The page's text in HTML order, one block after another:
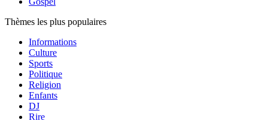
Thèmes les plus populaires
Informations
Culture
Sports
Politique
Religion
Enfants
DJ
Rire